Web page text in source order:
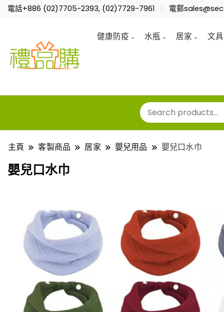
電話+886 (02)7705-2393, (02)7729-7961 電郵
健康防疫 水瓶 居家 文具
主頁 客製商品 居家 嬰兒用品 嬰兒口水巾
嬰兒口水巾